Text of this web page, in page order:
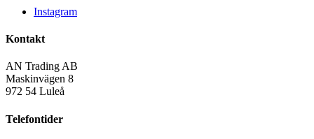
Instagram
Kontakt
AN Trading AB
Maskinvägen 8
972 54 Luleå
Telefontider